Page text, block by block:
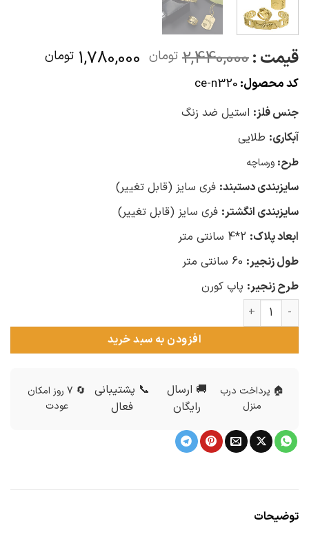
قیمت :2,440,000 تومان قیمت
1,780,000 تومانقیمت
کد محصول:ce-n320
جنس فلز: استیل ضد زنگ
آبکاری: طلایی
طرح: ورساچه
سایزبندی دستبند: فری سایز (قابل تغییر)
سایزبندی انگشتر: فری سایز (قابل تغییر)
ابعاد پلاک:
طول زنجیر:
طرح زنجیر: پاپ کورن
ست مردانه ورساچه استیل عدد
افزودن به سبد خرید
🏠 پرداخت درب
منزل
🚚 ارسال
رایگان
📞 پشتیبانی
فعال
🔄 7 روز امکان
عودت
توضیحات